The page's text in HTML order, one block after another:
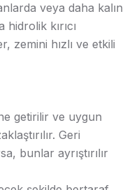
veya daha kalın
kırıcı
zemini hızlı ve etkili
getirilir ve uygun
Geri
bunlar ayrıştırılır